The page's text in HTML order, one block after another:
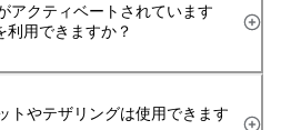
アクティベートされています
用できますか？
トやテザリングは使用できます